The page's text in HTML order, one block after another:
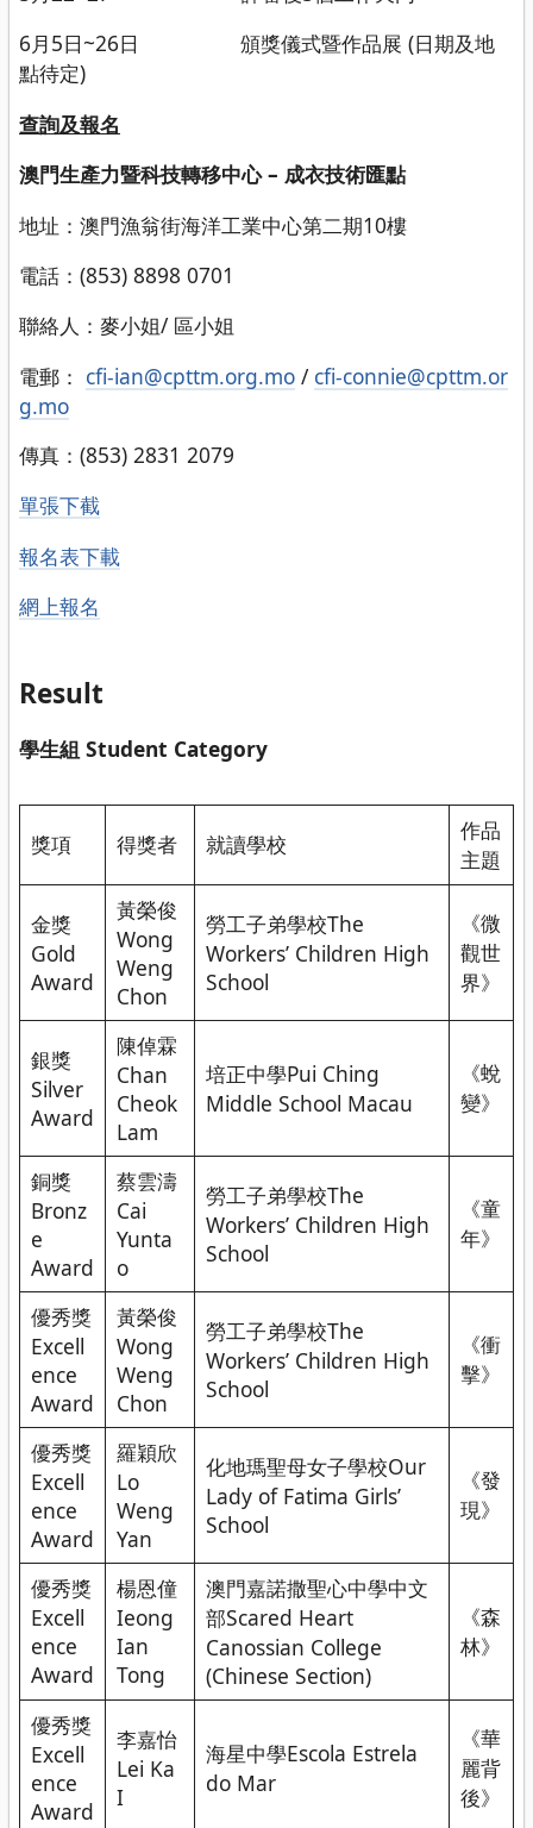
6月5日~26日 頒獎儀式暨作品展 (日期及地
點待定)
查詢及報名
澳門生產力暨科技轉移中心– 成衣技術匯點
地址：澳門漁翁街海洋工業中心第二期10樓
電話：(853) 8898 0701
聯絡人：麥小姐/ 區小姐
電郵： cfi-ian@cpttm.org.mo / cfi-connie@cpttm.or
g.mo
傳真：(853) 2831 2079
單張下截
報名表下載
網上報名
Result
學生組 Student Category
獎項 得獎者 就讀學校
作品
主題
金獎
Gold
Award
黃榮俊
Wong
Weng
Chon
勞工子弟學校The
Workers’ Children High
School
《微
觀世
界》
銀獎
Silver
Award
陳倬霖
Chan
Cheok
Lam
培正中學Pui Ching
Middle School Macau
《蛻
變》
銅獎
Bronz
e
Award
蔡雲濤
Cai
Yunta
o
勞工子弟學校The
Workers’ Children High
School
《童
年》
優秀獎
Excell
ence
Award
黃榮俊
Wong
Weng
Chon
勞工子弟學校The
Workers’ Children High
School
《衝
擊》
優秀獎
Excell
ence
Award
羅穎欣
Lo
Weng
Yan
化地瑪聖母女子學校Our
Lady of Fatima Girls’
School
《發
現》
優秀獎
Excell
ence
Award
楊恩僮
Ieong
Ian
Tong
澳門嘉諾撒聖心中學中文
部Scared Heart
Canossian College
(Chinese Section)
《森
林》
優秀獎
Excell
ence
Award
李嘉怡
Lei Ka
I
海星中學Escola Estrela
do Mar
《華
麗背
後》